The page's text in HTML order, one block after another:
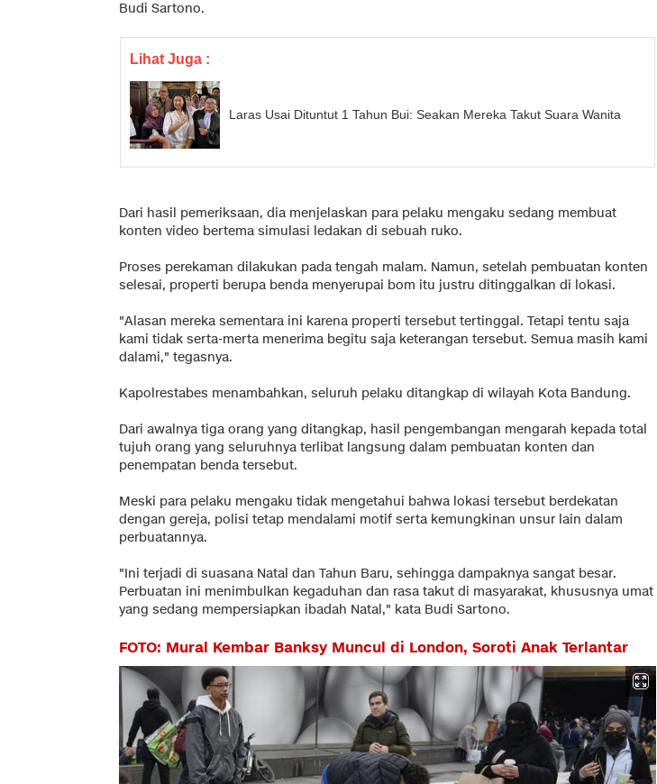
Budi Sartono.
Lihat Juga :
Laras Usai Dituntut 1 Tahun Bui: Seakan Mereka Takut Suara Wanita
Dari hasil pemeriksaan, dia menjelaskan para pelaku mengaku sedang membuat
konten video bertema simulasi ledakan di sebuah ruko.
Proses perekaman dilakukan pada tengah malam. Namun, setelah pembuatan konten
selesai, properti berupa benda menyerupai bom itu justru ditinggalkan di lokasi.
"Alasan mereka sementara ini karena properti tersebut tertinggal. Tetapi tentu saja
kami tidak serta-merta menerima begitu saja keterangan tersebut. Semua masih kami
dalami," tegasnya.
Kapolrestabes menambahkan, seluruh pelaku ditangkap di wilayah Kota Bandung.
Dari awalnya tiga orang yang ditangkap, hasil pengembangan mengarah kepada total
tujuh orang yang seluruhnya terlibat langsung dalam pembuatan konten dan
penempatan benda tersebut.
Meski para pelaku mengaku tidak mengetahui bahwa lokasi tersebut berdekatan
dengan gereja, polisi tetap mendalami motif serta kemungkinan unsur lain dalam
perbuatannya.
"Ini terjadi di suasana Natal dan Tahun Baru, sehingga dampaknya sangat besar.
Perbuatan ini menimbulkan kegaduhan dan rasa takut di masyarakat, khususnya umat
yang sedang mempersiapkan ibadah Natal," kata Budi Sartono.
FOTO: Mural Kembar Banksy Muncul di London, Soroti Anak Terlantar